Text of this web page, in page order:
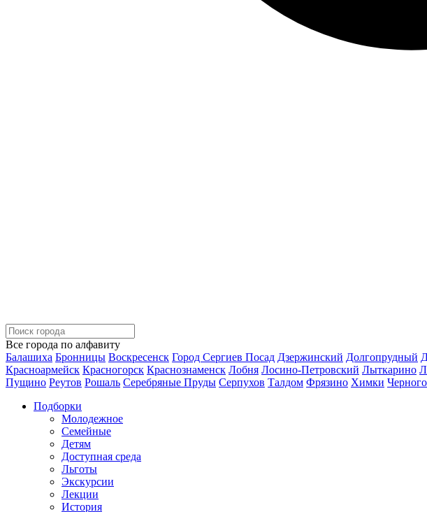
Все города по алфавиту
Балашиха Бронницы Воскресенск Город Сергиев Посад Дзержинский Долгопрудный
Красноармейск Красногорск Краснознаменск Лобня Лосино-Петровский Лыткарино
Пущино Реутов Рошаль Серебряные Пруды Серпухов Талдом Фрязино Химки
Подборки
Молодежное
Семейные
Детям
Доступная среда
Льготы
Экскурсии
Лекции
История